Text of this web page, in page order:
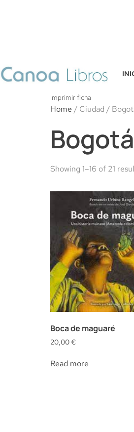
Imprimir ficha
Home / Ciudad /
Bogotá
Showing 1–16 of 21
Boca de maguaré
20,00€
Read more